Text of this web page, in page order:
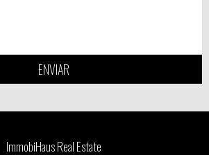
ENVIAR
ImmobiHaus Real Estate